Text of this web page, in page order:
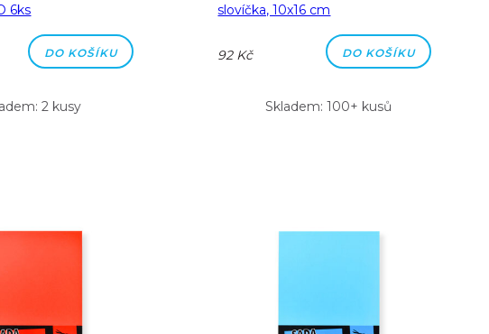
6ks
DO KOŠÍKU
2 kusy
slovíčka, 10x16 cm
92 Kč DO KOŠÍKU
Skladem: 100+ kusů